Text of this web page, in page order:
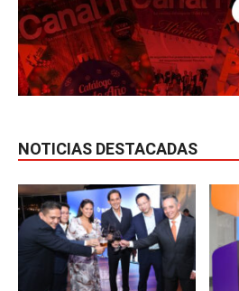
NOTICIAS DESTACADAS